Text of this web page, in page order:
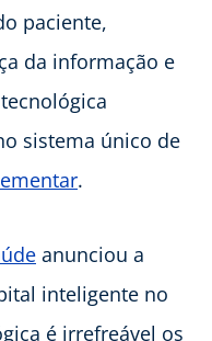
paciente,
da informação e
sistema único de
.
anunciou a
inteligente no
é irrefreável os